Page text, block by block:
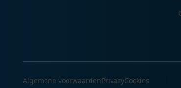
Algemene voorwaardenPrivacyCookies